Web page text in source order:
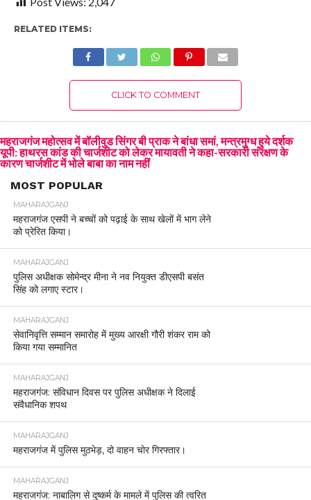
RELATED ITEMS:
CLICK TO COMMENT
महराजगंज महोत्सव में बॉलीवुड सिंगर बी प्राक ने बांधा समां, मन्त्रमुग्ध हुये दर्शक
यूपी: हाथरस कांड की चार्जशीट को लेकर मायावती ने कहा-सरकारी संरक्षण के
कारण चार्जशीट में भोले बाबा का नाम नहीं
MOST POPULAR
MAHARAJGANJ
महराजगंज एसपी ने बच्चों को पढ़ाई के साथ खेलों में भाग लेने
को प्रेरित किया।
MAHARAJGANJ
पुलिस अधीक्षक सोमेन्द्र मीना ने नव नियुक्त डीएसपी बसंत
सिंह को लगाए स्टार।
MAHARAJGANJ
सेवानिवृत्ति सम्मान समारोह में मुख्य आरक्षी गौरी शंकर राम को
किया गया सम्मानित
MAHARAJGANJ
महराजगंज: संविधान दिवस पर पुलिस अधीक्षक ने दिलाई
संवैधानिक शपथ
MAHARAJGANJ
महराजगंज में पुलिस मुठभेड़, दो वाहन चोर गिरफ्तार।
MAHARAJGANJ
महराजगंज: नाबालिग से दुष्कर्म के मामले में पुलिस की त्वरित